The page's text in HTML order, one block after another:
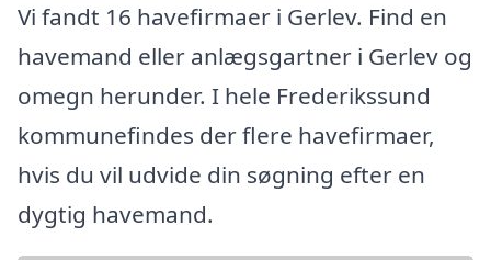
Vi fandt 16 havefirmaer i Gerlev. Find en
havemand eller anlægsgartner i Gerlev og
omegn herunder. I hele Frederikssund
kommunefindes der flere havefirmaer,
hvis du vil udvide din søgning efter en
dygtig havemand.